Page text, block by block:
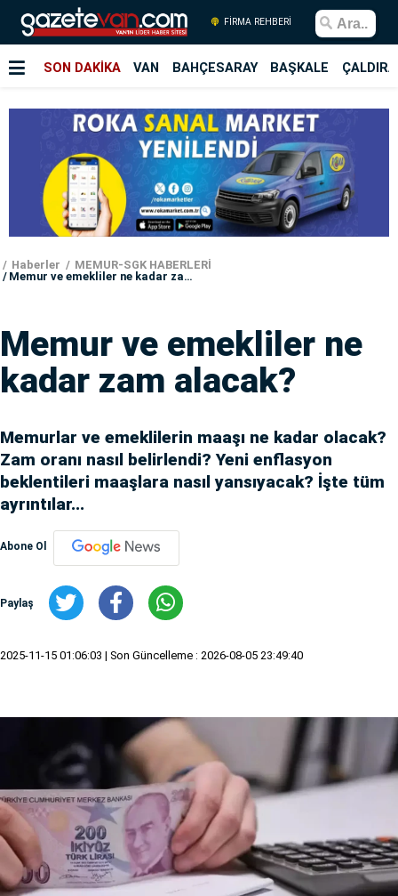
FİRMA REHBERİ
SON DAKİKA VAN BAHÇESARAY BAŞKALE
Haberler
MEMUR-SGK HABERLERİ
Memur ve emekliler ne kadar zam alacak?
Memur ve emekliler ne
kadar zam alacak?
Memurlar ve emeklilerin maaşı ne kadar olacak?
Zam oranı nasıl belirlendi? Yeni enflasyon
beklentileri maaşlara nasıl yansıyacak? İşte tüm
ayrıntılar...
Abone Ol
Paylaş
2025-11-15 01:06:03 | Son Güncelleme : 2026-08-05 23:49:40